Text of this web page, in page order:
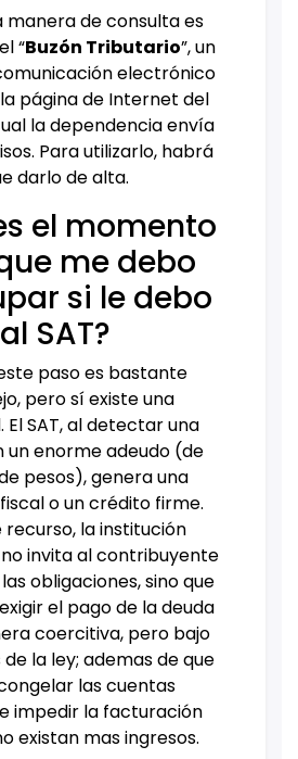
manera de consulta es
“Buzón Tributario”, un
electrónico
página de Internet del
la dependencia envía
Para utilizarlo, habrá
darlo de alta.
el momento
me debo
si le debo
al SAT?
paso es bastante
pero sí existe una
El SAT, al detectar una
un enorme adeudo (de
pesos), genera una
o un crédito firme.
recurso, la institución
invita al contribuyente
obligaciones, sino que
el pago de la deuda
coercitiva, pero bajo
la ley; ademas de que
las cuentas
impedir la facturación
existan mas ingresos.